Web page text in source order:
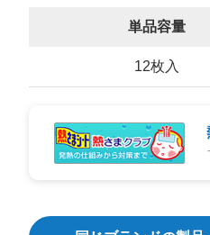
単品容量
12枚入